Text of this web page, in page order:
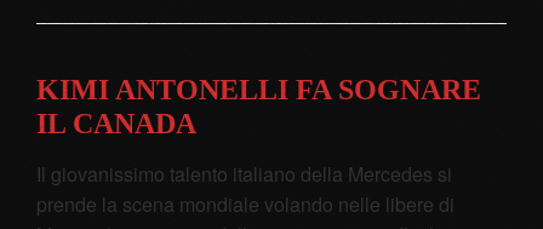
KIMI ANTONELLI FA SOGNARE
IL CANADA
Il giovanissimo talento italiano della Mercedes si
prende la scena mondiale volando nelle libere di